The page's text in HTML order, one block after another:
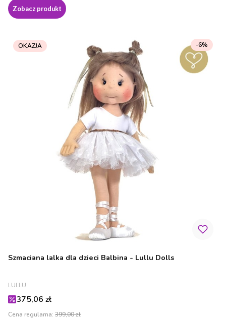
Zobacz produkt
OKAZJA
Szmaciana lalka dla dzieci Balbina - Lullu Dolls
PRODUCENT
LULLU
Cena promocyjna
375,06 zł
Cena regularna: 399,00 zł
-6%